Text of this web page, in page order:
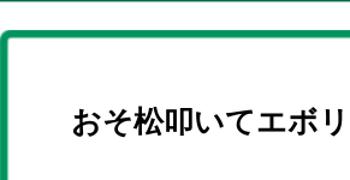
おそ松叩いてエボ